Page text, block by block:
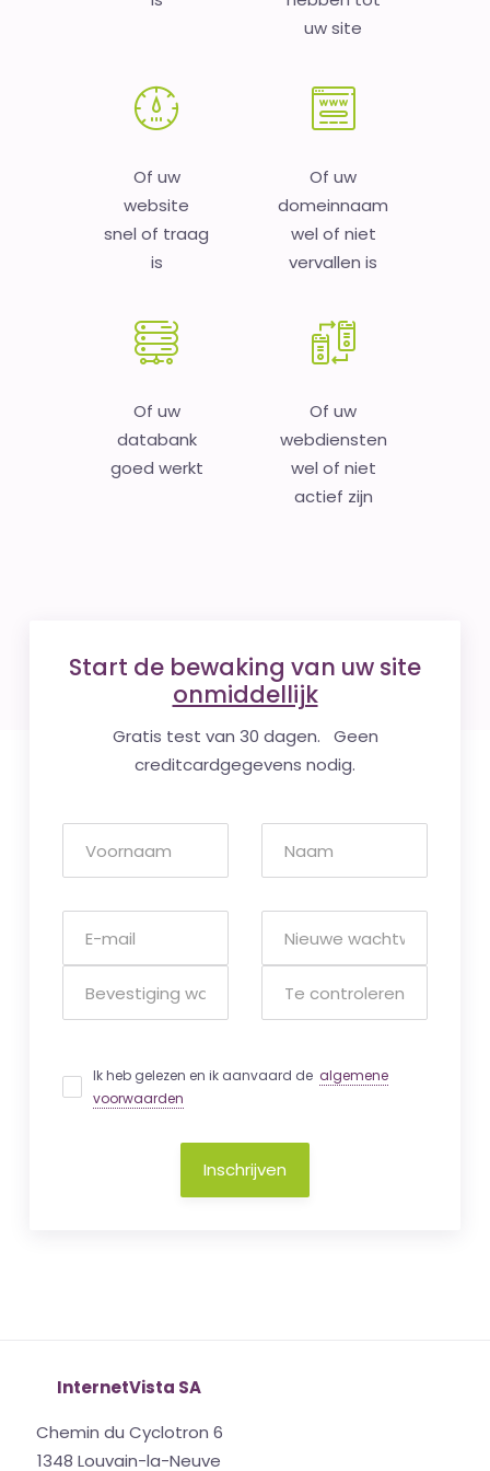
uw site
Of uw
website
snel of traag
is
Of uw
domeinnaam
wel of niet
vervallen is
Of uw
databank
goed werkt
Of uw
webdiensten
wel of niet
actief zijn
Start de bewaking van uw site
onmiddellijk
Gratis test van 30 dagen. Geen
creditcardgegevens nodig.
Ik heb gelezen en ik aanvaard de algemene
voorwaarden
Inschrijven
InternetVista SA
Chemin du Cyclotron 6
1348 Louvain-la-Neuve